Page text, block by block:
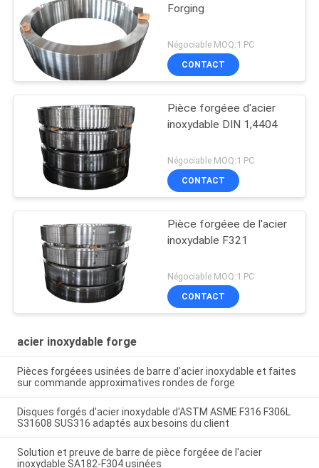
Forging
Négociable MOQ:1 PC
CONTACT
Pièce forgéee d'acier
inoxydable DIN 1,4404
Négociable MOQ:1 PC
CONTACT
Pièce forgéee de l'acier
inoxydable F321
Négociable MOQ:1 PC
CONTACT
acier inoxydable forge
Pièces forgéees usinées de barre d'acier inoxydable et faites
sur commande approximatives rondes de forge
Disques forgés d'acier inoxydable d'ASTM ASME F316 F306L
S31608 SUS316 adaptés aux besoins du client
Solution et preuve de barre de pièce forgéee de l'acier
inoxydable SA182-F304 usinées